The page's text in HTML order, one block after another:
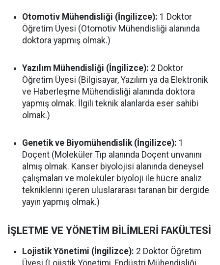
Otomotiv Mühendisliği (İngilizce): 1 Doktor
Öğretim Üyesi (Otomotiv Mühendisliği alanında
doktora yapmış olmak.)
Yazılım Mühendisliği (İngilizce): 2 Doktor
Öğretim Üyesi (Bilgisayar, Yazılım ya da Elektronik
ve Haberleşme Mühendisliği alanında doktora
yapmış olmak. İlgili teknik alanlarda eser sahibi
olmak.)
Genetik ve Biyomühendislik (İngilizce): 1
Doçent (Moleküler Tıp alanında Doçent unvanını
almış olmak. Kanser biyolojisi alanında deneysel
çalışmaları ve moleküler biyoloji ile hücre analiz
tekniklerini içeren uluslararası taranan bir dergide
yayın yapmış olmak.)
İŞLETME VE YÖNETİM BİLİMLERİ FAKÜLTESİ
Lojistik Yönetimi (İngilizce): 2 Doktor Öğretim
Üyesi (Lojistik Yönetimi, Endüstri Mühendisliği,